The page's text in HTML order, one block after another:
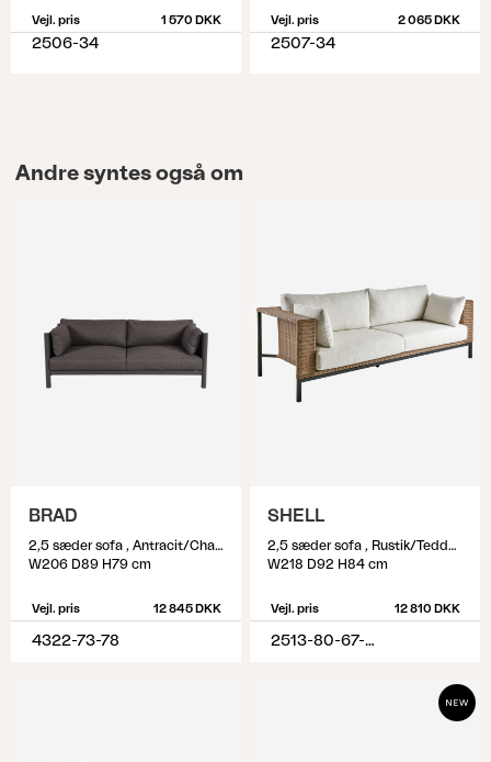
Vejl. pris 1 570 DKK
2506-34
Vejl. pris 2 065 DKK
2507-34
Andre syntes også om
BRAD
2,5 sæder sofa , Antracit/Charcoal Grey
W206 D89 H79 cm
Vejl. pris 12 845 DKK
4322-73-78
SHELL
2,5 sæder sofa , Rustik/Teddy Rice
W218 D92 H84 cm
Vejl. pris 12 810 DKK
2513-80-67-282